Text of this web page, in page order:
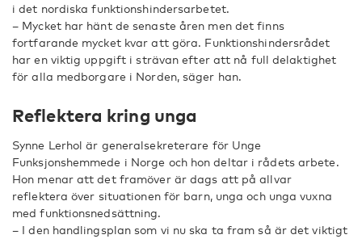
i det nordiska funktionshindersarbetet.
– Mycket har hänt de senaste åren men det finns
fortfarande mycket kvar att göra. Funktionshindersrådet
har en viktig uppgift i strävan efter att nå full delaktighet
för alla medborgare i Norden, säger han.
Reflektera kring unga
Synne Lerhol är generalsekreterare för Unge
Funksjonshemmede i Norge och hon deltar i rådets arbete.
Hon menar att det framöver är dags att på allvar
reflektera över situationen för barn, unga och unga vuxna
med funktionsnedsättning.
– I den handlingsplan som vi nu ska ta fram så är det viktigt